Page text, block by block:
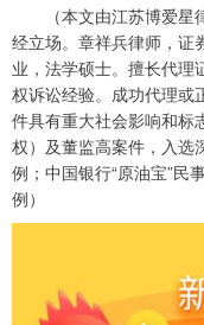
（本文由江苏博爱星
经立场。章祥兵律师，证
业，法学硕士。擅长代理
权诉讼经验。成功代理或
件具有重大社会影响和标
权）及董监高案件，入选
例；中国银行“原油宝”民
例）